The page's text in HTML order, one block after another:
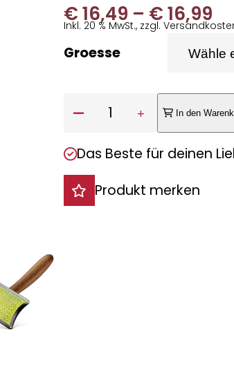
€16,49 – €16,99
€
Inkl. 20 % MwSt., zzgl.
Groesse
Anzahl:1 In den
Das Beste für deinen
Produkt merken